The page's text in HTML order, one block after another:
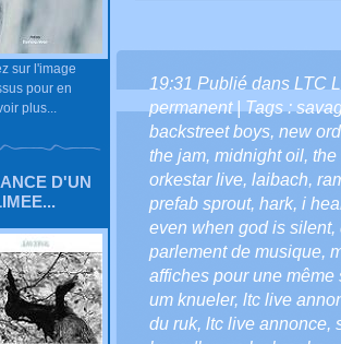
sur l'image
pour en
plus...
D'UN
19:31 Publié dans LTC
permanent| Tags :
backstreet boys, new
the jam, midnight oil, the
orkestar live, laibach,
prefab sprout, hark, i
even when god is silent,
parlement de musique,
affiches pour une même
um knueler, ltc live
du ruk, ltc live annonce,